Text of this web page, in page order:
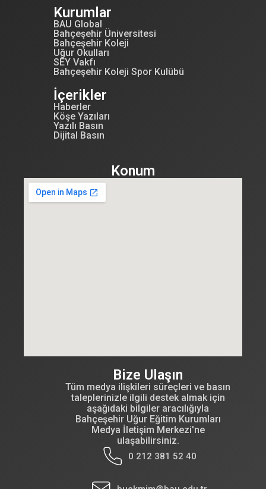
Kurumlar
BAU Global
Bahçeşehir Üniversitesi
Bahçeşehir Koleji
Uğur Okulları
SEY Vakfı
Bahçeşehir Koleji Spor Kulübü
İçerikler
Haberler
Köşe Yazıları
Yazılı Basın
Dijital Basın
Konum
Bize Ulaşın
Tüm medya ilişkileri süreçleri ve basın
taleplerinizle ilgili destek almak için
aşağıdaki bilgiler aracılığıyla
Bahçeşehir Uğur Eğitim Kurumları
Medya İletişim Merkezi'ne
ulaşabilirsiniz.
0 212 381 52 40